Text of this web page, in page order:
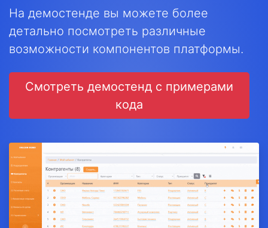
На демостенде вы можете более
детально посмотреть различные
возможности компонентов платформы.
Смотреть демостенд с примерами
кода